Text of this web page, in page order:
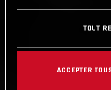
TOUT
ACCEPTER